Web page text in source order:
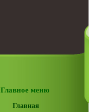
Главное меню
Главная